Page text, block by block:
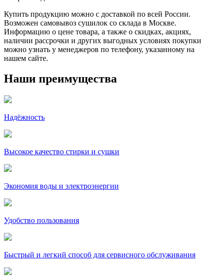
Купить продукцию можно с доставкой по всей России.
Возможен самовывоз сушилок со склада в Москве.
Информацию о цене товара, а также о скидках, акциях,
наличии рассрочки и других выгодных условиях покупки
можно узнать у менеджеров по телефону, указанному на
нашем сайте.
Наши преимущества
Надёжность
Высокое качество стирки и сушки
Экономия воды и электроэнергии
Удобство пользования
Быстрый и легкий способ для сервисного обслуживания